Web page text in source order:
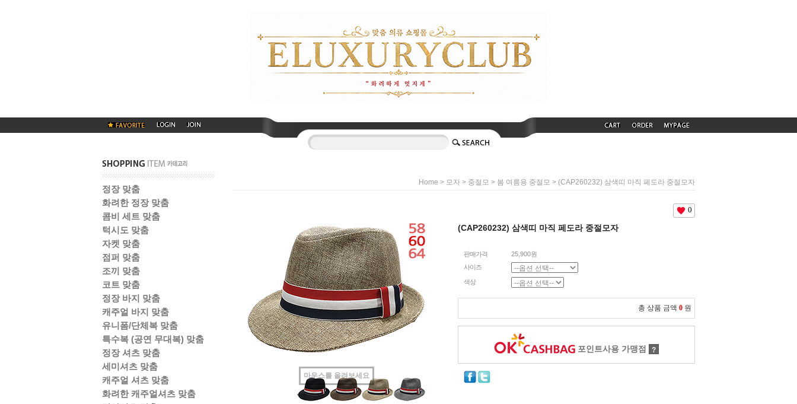
정장 맞춤
화려한 정장 맞춤
콤비 세트 맞춤
턱시도 맞춤
자켓 맞춤
점퍼 맞춤
조끼 맞춤
코트 맞춤
정장 바지 맞춤
캐주얼 바지 맞춤
유니폼/단체복 맞춤
특수복 (공연 무대복) 맞춤
정장 셔츠 맞춤
세미셔츠 맞춤
캐주얼 셔츠 맞춤
화려한 캐주얼셔츠 맞춤
Home > 모자 > 중절모 > 봄 여름용 중절모 > (CAP260232) 삼색띠 마직 페도라 중절모자
마우스를 올려보세요
0
(CAP260232) 삼색띠 마직 페도라 중절모자
판매가격
25,900원
사이즈
색상
총 상품 금액 0 원
포인트사용 가맹점 ?